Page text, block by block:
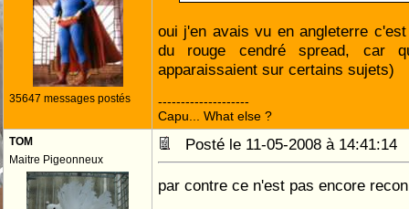
35647 messages postés
oui j'en avais vu en angleterre
du rouge cendré spread, car
apparaissaient sur certains sujets)
--------------------
Capu... What else ?
TOM
Maitre Pigeonneux
Posté le 11-05-2008 à
par contre ce n'est pas encore